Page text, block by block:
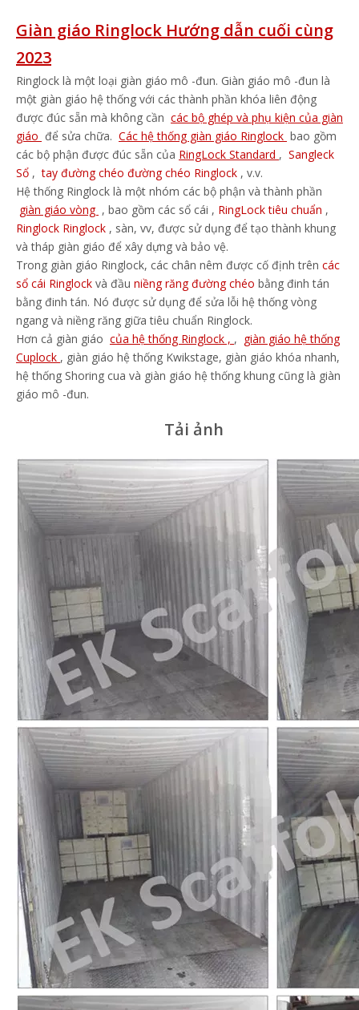
Giàn giáo Ringlock Hướng dẫn cuối cùng
2023
Ringlock là một loại giàn giáo mô -đun. Giàn giáo mô -đun là
một giàn giáo hệ thống với các thành phần khóa liên động
được đúc sẵn mà không cần các bộ ghép và phụ kiện của giàn
giáo để sửa chữa. Các hệ thống giàn giáo Ringlock bao gồm
các bộ phận được đúc sẵn của RingLock Standard , Sangleck
Sổ ,tay đường chéo đường chéo Ringlock , v.v.
Hệ thống Ringlock là một nhóm các bộ phận và thành phần
giàn giáo vòng , bao gồm các sổ cái , RingLock tiêu chuẩn ,
Ringlock Ringlock , sàn, vv, được sử dụng để tạo thành khung
và tháp giàn giáo để xây dựng và bảo vệ.
Trong giàn giáo Ringlock, các chân nêm được cố định trên các
sổ cái Ringlock và đầu niềng răng đường chéo bằng đinh tán
bằng đinh tán. Nó được sử dụng để sửa lỗi hệ thống vòng
ngang và niềng răng giữatiêu chuẩn Ringlock.
Hơn cả giàn giáo của hệ thống Ringlock , , giàn giáo hệ thống
Cuplock , giàn giáo hệ thống Kwikstage, giàn giáo khóa nhanh,
hệ thống Shoring cua và giàn giáo hệ thống khung cũng là giàn
giáo mô -đun.
Tải ảnh